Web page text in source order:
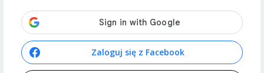
Zaloguj się z Facebook